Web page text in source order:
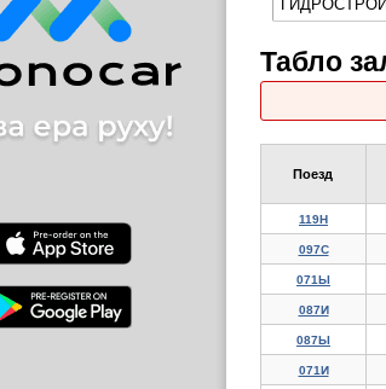
Табло
Поезд
119Н
097С
071Ы
087И
087Ы
071И